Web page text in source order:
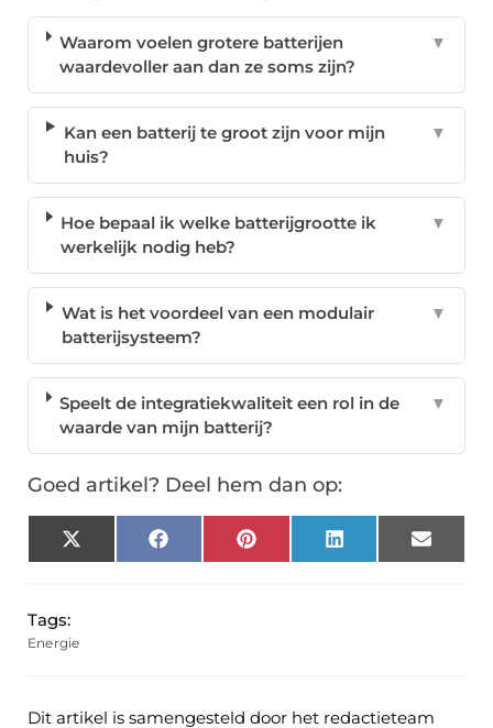
Waarom voelen grotere batterijen
waardevoller aan dan ze soms zijn?
▼
Kan een batterij te groot zijn voor mijn
huis?
▼
Hoe bepaal ik welke batterijgrootte ik
werkelijk nodig heb?
▼
Wat is het voordeel van een modulair
batterijsysteem?
▼
Speelt de integratiekwaliteit een rol in de
waarde van mijn batterij?
▼
Goed artikel? Deel hem dan op:
X
(Twitter)
FacebookPinterest LinkedIn Email
Tags:
Energie
Dit artikel is samengesteld door het redactieteam